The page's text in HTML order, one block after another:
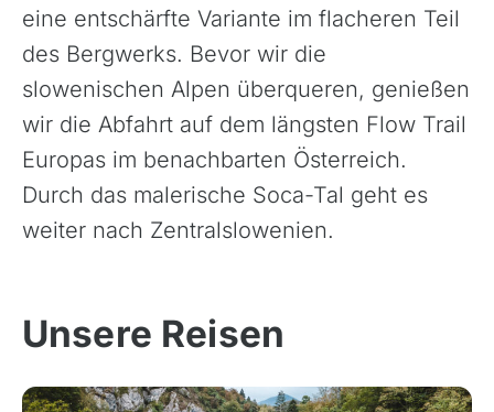
eine entschärfte Variante im flacheren Teil
des Bergwerks. Bevor wir die
slowenischen Alpen überqueren, genießen
wir die Abfahrt auf dem längsten Flow Trail
Europas im benachbarten Österreich.
Durch das malerische Soca-Tal geht es
weiter nach Zentralslowenien.
Unsere Reisen
Balkan
Baltikum (Estland, Lettland, Litauen)
Bikestationen
Bulgarien
Finnland
Frankreich
Griechenland
Kroatien
Madeira, Portugal